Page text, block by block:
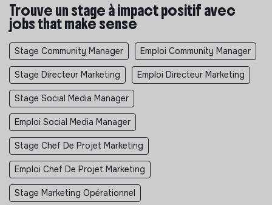
Trouve un stage à impact positif avec
jobs that make sense
Stage Community Manager Emploi Community Manager
Stage Directeur Marketing Emploi Directeur Marketing
Stage Social Media Manager
Emploi Social Media Manager
Stage Chef De Projet Marketing
Emploi Chef De Projet Marketing
Stage Marketing Opérationnel